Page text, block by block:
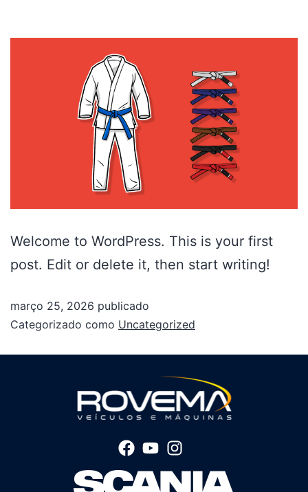
Welcome to WordPress. This is your first
post. Edit or delete it, then start writing!
março 25, 2026 publicado
Categorizado como Uncategorized